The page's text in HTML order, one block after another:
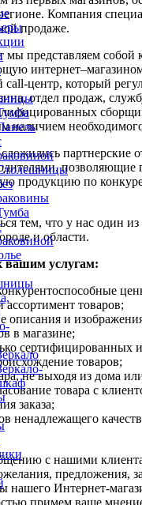
Компания
продаже.
представляем собой
call-центр, который
отдел продаж,
наличием
партнерские
позволяющие
продукцию по
тем, что у нас один
и области.
вашим услугам:
товаров;
описания и
в магазине;
товаров;
не выходя из дома
товара с
заказа;
ненадлежащего
с нашими
предложения,
нашего Интернет-